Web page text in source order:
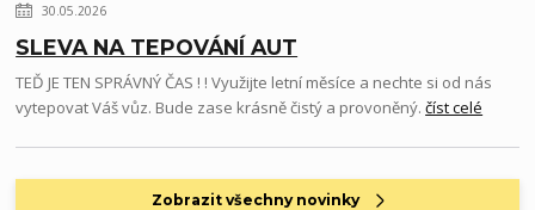
30.05.2026
SLEVA NA TEPOVÁNÍ AUT
TEĎ JE TEN SPRÁVNÝ ČAS ! ! Využijte letní měsíce a nechte si od nás
vytepovat Váš vůz. Bude zase krásně čistý a provoněný.číst celé
Zobrazit všechny novinky